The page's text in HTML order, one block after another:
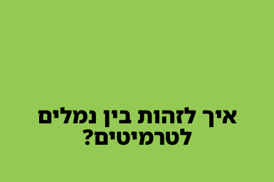
איך לזהות בין נמלים
לטרמיטים?